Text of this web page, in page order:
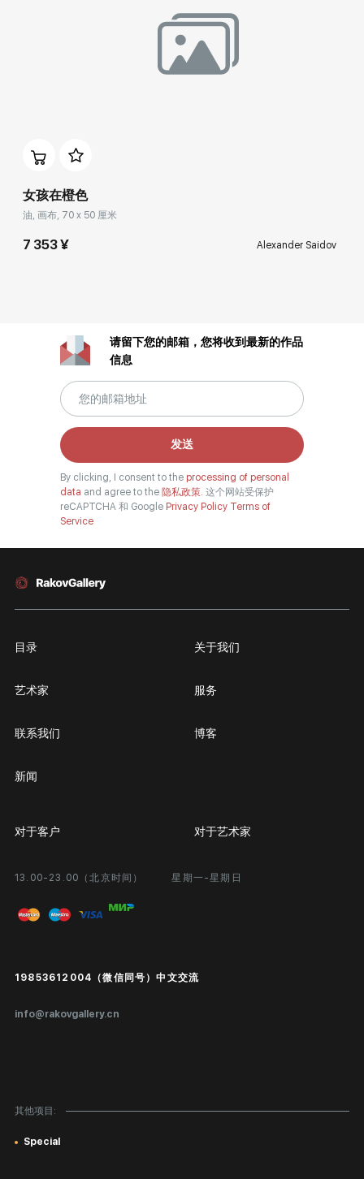
女孩在橙色
油, 画布, 70 x 50 厘米
7 353 ¥ Alexander Saidov
请留下您的邮箱，您将收到最新的作品
信息
发送
By clicking, I consent to the processing of personal
data and agree to the 隐私政策. 这个网站受保护
reCAPTCHA 和 Google Privacy Policy Terms of
Service
13.00-23.00（北京时间） 星期一-星期日
info@rakovgallery.cn
19853612004（微信同号）中文交流
目录
艺术家
联系我们
新闻
关于我们
服务
博客
其他项目:
Special
对于客户
个人专区
问题和回答问题
Public offer
对于艺术家
合作
画廊展览